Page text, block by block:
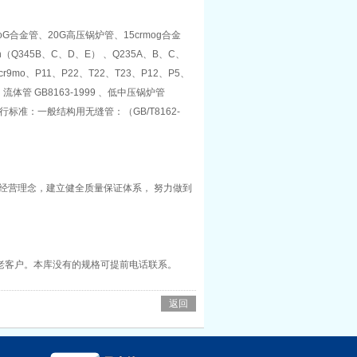
合金管、20G高压锅炉管、15crmog合金
Q345B、C、D、E） 、Q235A、B、C、
、P11、P22、T22、T23、P12、P5、
体管 GB8163-1999 、低中压锅炉管
标准：一般结构用无缝管：（GB/T8162-
营理念，建立健全质量保证体系， 努力做到
户。本库没有的规格可提前电话联系。
返回